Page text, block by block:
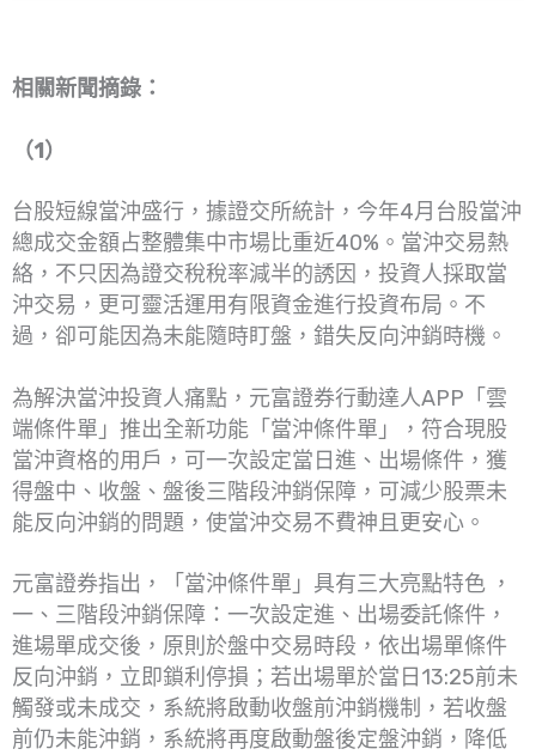
相關新聞摘錄：
（1）
台股短線當沖盛行，據證交所統計，今年4月台股當沖
總成交金額占整體集中市場比重近40%。當沖交易熱
絡，不只因為證交稅稅率減半的誘因，投資人採取當
沖交易，更可靈活運用有限資金進行投資布局。不
過，卻可能因為未能隨時盯盤，錯失反向沖銷時機。
為解決當沖投資人痛點，元富證券行動達人APP「雲
端條件單」推出全新功能「當沖條件單」，符合現股
當沖資格的用戶，可一次設定當日進、出場條件，獲
得盤中、收盤、盤後三階段沖銷保障，可減少股票未
能反向沖銷的問題，使當沖交易不費神且更安心。
元富證券指出，「當沖條件單」具有三大亮點特色 ，
一、三階段沖銷保障：一次設定進、出場委託條件，
進場單成交後，原則於盤中交易時段，依出場單條件
反向沖銷，立即鎖利停損；若出場單於當日13:25前未
觸發或未成交，系統將啟動收盤前沖銷機制，若收盤
前仍未能沖銷，系統將再度啟動盤後定盤沖銷，降低